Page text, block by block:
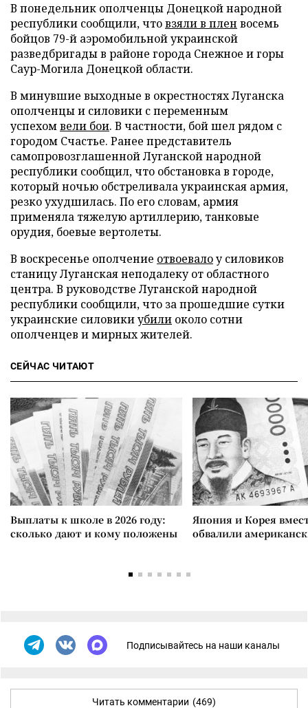
В понедельник ополченцы Донецкой народной
республики сообщили, чтовзяли в плен восемь
бойцов 79-й аэромобильной украинской
разведбригады в районе города Снежное и горы
Саур-Могила Донецкой области.
В минувшие выходные в окрестностях Луганска
ополченцы и силовики с переменным
успехомвели бои. В частности, бой шел рядом c
городом Счастье. Ранее представитель
самопровозглашенной Луганской народной
республики сообщил, что обстановка в городе,
который ночью обстреливала украинская армия,
резко ухудшилась. По его словам, армия
применяла тяжелую артиллерию, танковые
орудия, боевые вертолеты.
В воскресенье ополчение отвоевалоу силовиков
станицу Луганская неподалеку от областного
центра. В руководстве Луганской народной
республики сообщили, что за прошедшие сутки
украинские силовикиубили около сотни
ополченцев и мирных жителей.
СЕЙЧАС ЧИТАЮТ
Выплаты к школе в 2026 году:
сколько дают и кому положены
Япония и Корея
обвалили
Подписывайтесь на наши каналы
Читать комментарии (469)